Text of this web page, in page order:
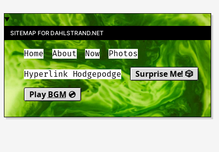
SITEMAP FOR DAHLSTRAND.NET
Home About Now Photos
Hyperlink Hodgepodge
Surprise Me! 🎲
Play BGM 💿